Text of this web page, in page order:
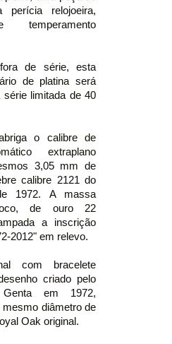
perícia relojoeira,
temperamento
de série, esta
de platina será
limitada de 40
o calibre de
extraplano
3,05 mm de
calibre 2121 do
1972. A massa
de ouro 22
a inscrição
2012" em relevo.
com bracelete
criado pelo
em 1972,
diâmetro de
Oak original.